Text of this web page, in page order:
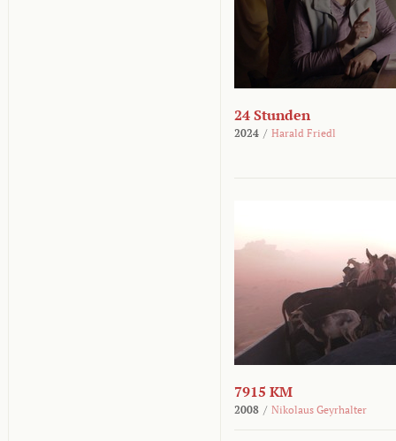
24 Stunden
2024 / Harald Friedl
7915 KM
2008 / Nikolaus Geyrhalter